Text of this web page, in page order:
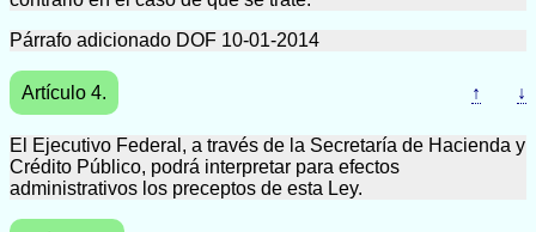
Párrafo adicionado DOF 10-01-2014
Artículo 4. ↑ ↓
El Ejecutivo Federal, a través de la Secretaría de Hacienda y
Crédito Público, podrá interpretar para efectos
administrativos los preceptos de esta Ley.